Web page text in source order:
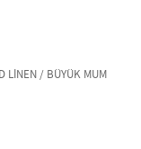
LINEN / BÜYÜK MUM